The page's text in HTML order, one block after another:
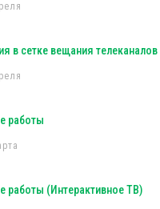
в сетке вещания телеканалов
работы
работы (Интерактивное ТВ)